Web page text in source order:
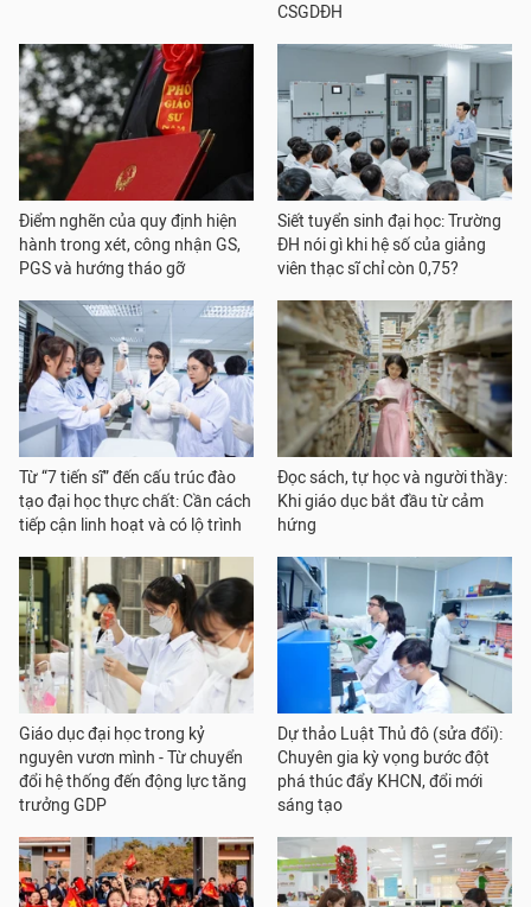
CSGDĐH
Điểm nghẽn của quy định hiện
hành trong xét, công nhận GS,
PGS và hướng tháo gỡ
Siết tuyển sinh đại học: Trường
ĐH nói gì khi hệ số của giảng
viên thạc sĩ chỉ còn 0,75?
Từ “7 tiến sĩ” đến cấu trúc đào
tạo đại học thực chất: Cần cách
tiếp cận linh hoạt và có lộ trình
Đọc sách, tự học và người thầy:
Khi giáo dục bắt đầu từ cảm
hứng
Giáo dục đại học trong kỷ
nguyên vươn mình - Từ chuyển
đổi hệ thống đến động lực tăng
trưởng GDP
Dự thảo Luật Thủ đô (sửa đổi):
Chuyên gia kỳ vọng bước đột
phá thúc đẩy KHCN, đổi mới
sáng tạo